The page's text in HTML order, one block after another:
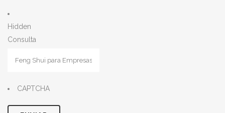
Hidden
Consulta
CAPTCHA